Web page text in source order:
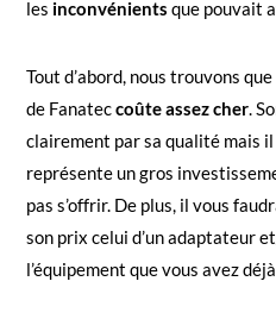
les inconvénients que pouvait
Tout d’abord, nous trouvons
de Fanateccoûte assez cher.
clairement par sa qualité mais il
représente un gros
pas s’offrir. De plus, il vous
son prix celui d’un adaptateur
l’équipement que vous avez